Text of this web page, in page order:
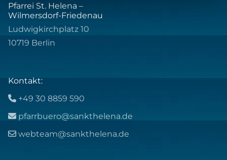
Pfarrei St. Helena –
Wilmersdorf-Friedenau
Ludwigkirchplatz 10
10719 Berlin
Kontakt:
 +49 30 8859 590
 pfarrbuero@sankthelena.de
 webteam@sankthelena.de